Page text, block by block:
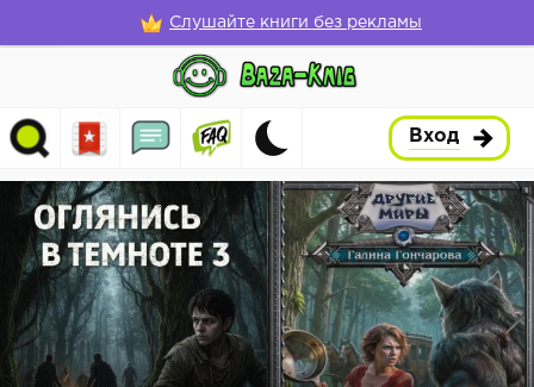
Слушайте книги без рекламы
Вход